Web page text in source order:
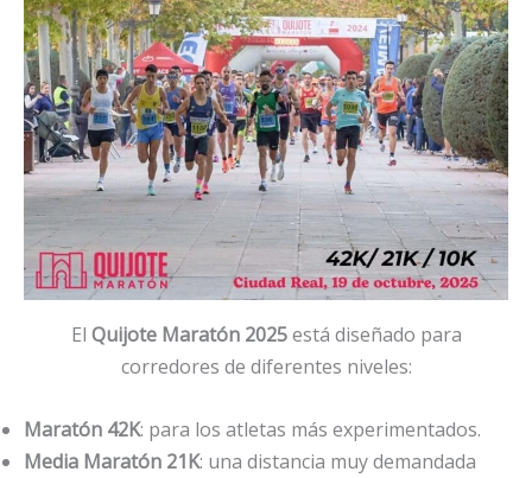
El Quijote Maratón 2025está diseñado para
corredores de diferentes niveles:
Maratón 42K: para los atletas más experimentados.
Media Maratón 21K: una distancia muy demandada